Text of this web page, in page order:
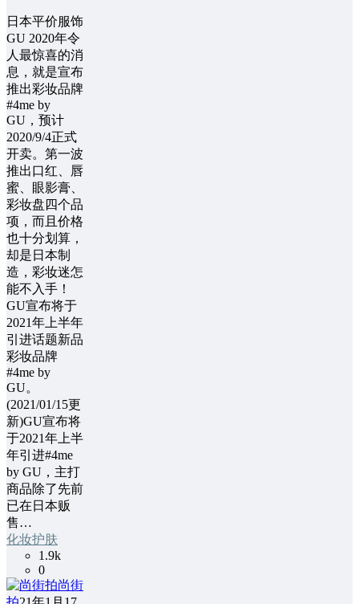
日本平价服饰
GU 2020年令
人最惊喜的消
息，就是宣布
推出彩妆品牌
#4me by
GU，预计
2020/9/4正式
开卖。第一波
推出口红、唇
蜜、眼影膏、
彩妆盘四个品
项，而且价格
也十分划算，
却是日本制
造，彩妆迷怎
能不入手！
GU宣布将于
2021年上半年
引进话题新品
彩妆品牌
#4me by
GU。
(2021/01/15更
新)GU宣布将
于2021年上半
年引进#4me
by GU，主打
商品除了先前
已在日本贩
售…
化妆护肤
1.9k
0
尚街